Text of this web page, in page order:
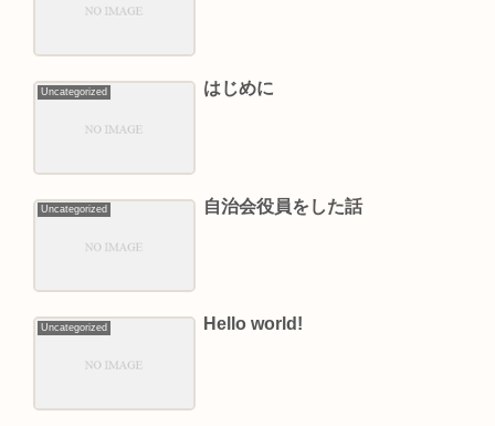
Uncategorized はじめに
Uncategorized 自治会役員をした話
Uncategorized Hello world!